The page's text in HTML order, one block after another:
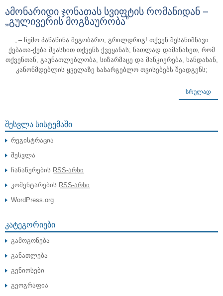
ამონარიდი ჯონათას სვიფტის რომანიდან –
„გულივერის მოგზაურობა”
„ – ჩემო პაწაწინა მეგობარო, გრილდრიგ! თქვენ შესანიშნავი
ქებათა-ქება შეასხით თქვენს ქვეყანას; ნათლად დამანახეთ, რომ
თქვენთან, გაუნათლებლობა, სიზარმაცე და მანკიერება, ხანდახან,
კანონმდებლის ყველაზე სასარგებლო თვისებებს შეადგენს;
ᲡᲠᲣᲚᲐᲓ
ᲨᲔᲡᲕᲚᲐ ᲡᲘᲡᲢᲔᲛᲐᲨᲘ
რეგისტრაცია
შესვლა
ჩანაწერების RSS-არხი
კომენტარების RSS-არხი
WordPress.org
ᲙᲐᲢᲔᲒᲝᲠᲘᲔᲑᲘ
გამოგონება
განათლება
გენიოსები
გეოგრაფია